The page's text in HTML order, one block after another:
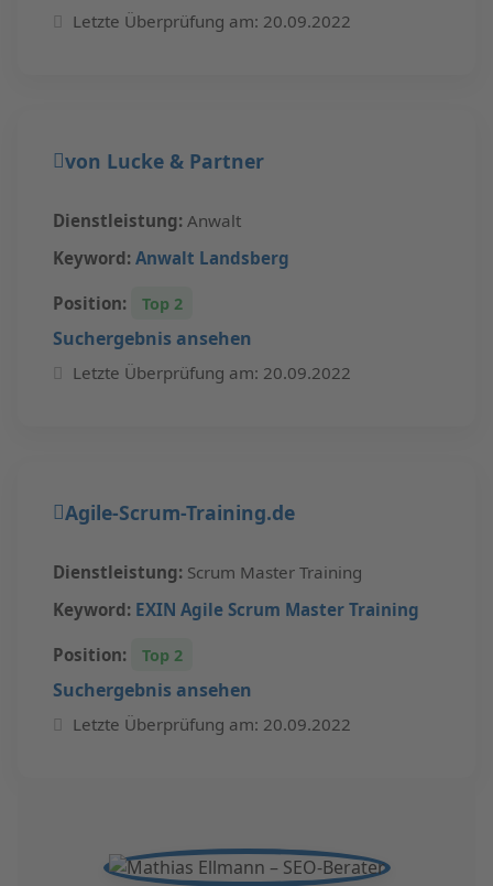
Letzte Überprüfung am: 20.09.2022
von Lucke & Partner
Dienstleistung: Anwalt
Keyword: Anwalt Landsberg
Position: Top 2
Suchergebnis ansehen
Letzte Überprüfung am: 20.09.2022
Agile-Scrum-Training.de
Dienstleistung: Scrum Master Training
Keyword: EXIN Agile Scrum Master Training
Position: Top 2
Suchergebnis ansehen
Letzte Überprüfung am: 20.09.2022